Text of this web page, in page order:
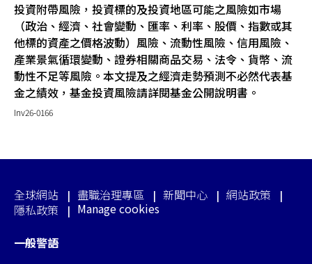
投資附帶風險，投資標的及投資地區可能之風險如市場
（政治、經濟、社會變動、匯率、利率、股價、指數或其
他標的資產之價格波動）風險、流動性風險、信用風險、
產業景氣循環變動、證券相關商品交易、法令、貨幣、流
動性不足等風險。本文提及之經濟走勢預測不必然代表基
金之績效，基金投資風險請詳閱基金公開說明書。
Inv26-0166
全球網站 盡職治理專區 新聞中心
網站政策
隱私政策
Manage cookies
一般警語